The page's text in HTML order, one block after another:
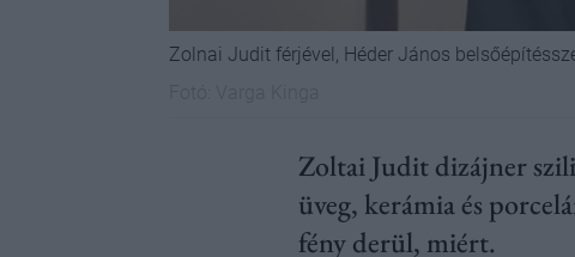
Zolnai Judit férjével, Héder János
Zoltai Judit dizájner
üveg, kerámia és
fény derül, miért.